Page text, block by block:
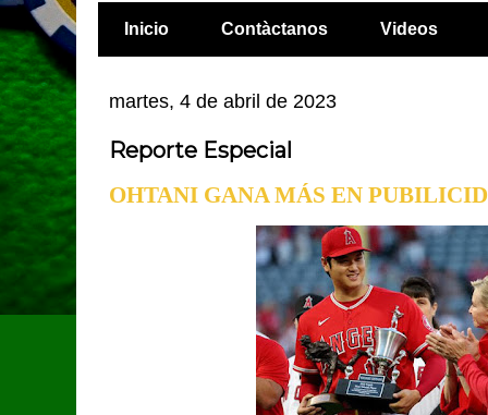
Inicio Contàctanos Videos
martes, 4 de abril de 2023
Reporte Especial
OHTANI GANA MÁS EN